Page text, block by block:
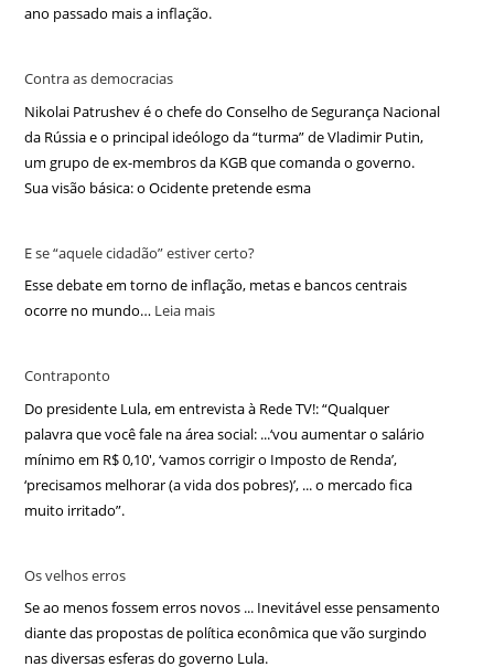
ano passado mais a inflação.
Contra as democracias
Nikolai Patrushev é o chefe do Conselho de Segurança Nacional
da Rússia e o principal ideólogo da “turma” de Vladimir Putin,
um grupo de ex-membros da KGB que comanda o governo.
Sua visão básica: o Ocidente pretende esma
E se “aquele cidadão” estiver certo?
Esse debate em torno de inflação, metas e bancos centrais
ocorre no mundo… Leia mais
Contraponto
Do presidente Lula, em entrevista à Rede TV!: “Qualquer
palavra que você fale na área social: ...‘vou aumentar o salário
mínimo em R$ 0,10′, ‘vamos corrigir o Imposto de Renda’,
‘precisamos melhorar (a vida dos pobres)’, ... o mercado fica
muito irritado”.
Os velhos erros
Se ao menos fossem erros novos ... Inevitável esse pensamento
diante das propostas de política econômica que vão surgindo
nas diversas esferas do governo Lula.